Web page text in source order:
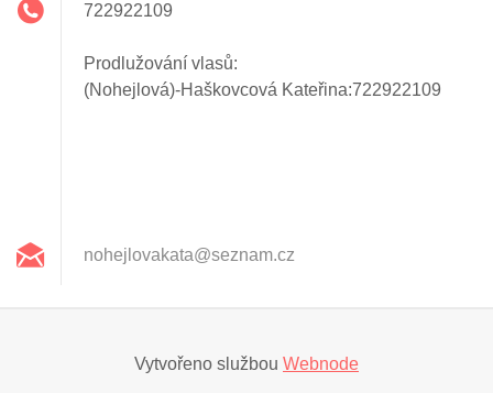
722922109
Prodlužování vlasů:
(Nohejlová)-Haškovcová Kateřina:722922109
nohejlovakata@seznam.cz
Vytvořeno službou Webnode